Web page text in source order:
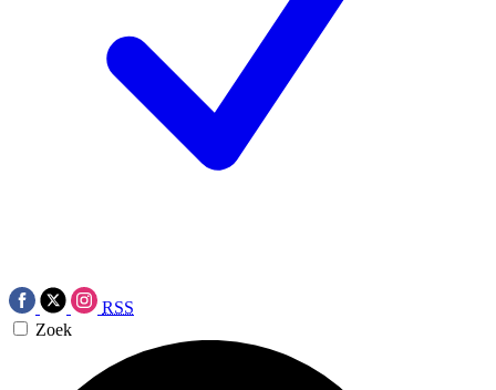
RSS
Zoek